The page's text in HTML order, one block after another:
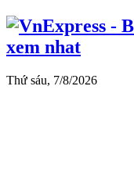
Thứ sáu, 7/8/2026